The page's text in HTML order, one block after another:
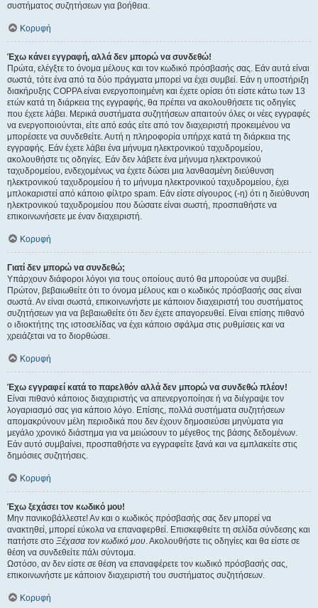
συστήματος συζητήσεων για βοήθεια.
Κορυφή
Έχω κάνει εγγραφή, αλλά δεν μπορώ να συνδεθώ!
Πρώτα, ελέγξτε το όνομα μέλους και τον κωδικό πρόσβασής σας. Εάν αυτά είναι
σωστά, τότε ένα από τα δύο πράγματα μπορεί να έχει συμβεί. Εάν η υποστήριξη
διακήρυξης COPPA είναι ενεργοποιημένη και έχετε ορίσει ότι είστε κάτω των 13
ετών κατά τη διάρκεια της εγγραφής, θα πρέπει να ακολουθήσετε τις οδηγίες
που έχετε λάβει. Μερικά συστήματα συζητήσεων απαιτούν όλες οι νέες εγγραφές
να ενεργοποιούνται, είτε από εσάς είτε από τον διαχειριστή προκειμένου να
μπορέσετε να συνδεθείτε. Αυτή η πληροφορία υπήρχε κατά τη διάρκεια της
εγγραφής. Εάν έχετε λάβει ένα μήνυμα ηλεκτρονικού ταχυδρομείου,
ακολουθήστε τις οδηγίες. Εάν δεν λάβετε ένα μήνυμα ηλεκτρονικού
ταχυδρομείου, ενδεχομένως να έχετε δώσει μια λανθασμένη διεύθυνση
ηλεκτρονικού ταχυδρομείου ή το μήνυμα ηλεκτρονικού ταχυδρομείου, έχει
μπλοκαριστεί από κάποιο φίλτρο spam. Εάν είστε σίγουρος (-η) ότι η διεύθυνση
ηλεκτρονικού ταχυδρομείου που δώσατε είναι σωστή, προσπαθήστε να
επικοινωνήσετε με έναν διαχειριστή.
Κορυφή
Γιατί δεν μπορώ να συνδεθώ;
Υπάρχουν διάφοροι λόγοι για τους οποίους αυτό θα μπορούσε να συμβεί.
Πρώτον, βεβαιωθείτε ότι το όνομα μέλους και ο κωδικός πρόσβασής σας είναι
σωστά. Αν είναι σωστά, επικοινωνήστε με κάποιον διαχειριστή του συστήματος
συζητήσεων για να βεβαιωθείτε ότι δεν έχετε απαγορευθεί. Είναι επίσης πιθανό
ο ιδιοκτήτης της ιστοσελίδας να έχει κάποιο σφάλμα στις ρυθμίσεις και να
χρειάζεται να το διορθώσει.
Κορυφή
Έχω εγγραφεί κατά το παρελθόν αλλά δεν μπορώ να συνδεθώ πλέον!
Είναι πιθανό κάποιος διαχειριστής να απενεργοποίησε ή να διέγραψε τον
λογαριασμό σας για κάποιο λόγο. Επίσης, πολλά συστήματα συζητήσεων
απομακρύνουν μέλη περιοδικά που δεν έχουν δημοσιεύσει μηνύματα για
μεγάλο χρονικό διάστημα για να μειώσουν το μέγεθος της βάσης δεδομένων.
Εάν αυτό συμβαίνει, προσπαθήστε να εγγραφείτε ξανά και να εμπλακείτε στις
δημόσιες συζητήσεις.
Κορυφή
Έχω ξεχάσει τον κωδικό μου!
Μην πανικοβάλλεστε! Αν και ο κωδικός πρόσβασής σας δεν μπορεί να
ανακτηθεί, μπορεί εύκολα να επαναφερθεί. Επισκεφθείτε τη σελίδα σύνδεσης και
πατήστε στο Ξέχασα τον κωδικό μου. Ακολουθήστε τις οδηγίες και θα είστε σε
θέση να συνδεθείτε πάλι σύντομα.
Ωστόσο, αν δεν είστε σε θέση να επαναφέρετε τον κωδικό πρόσβασής σας,
επικοινωνήστε με κάποιον διαχειριστή του συστήματος συζητήσεων.
Κορυφή